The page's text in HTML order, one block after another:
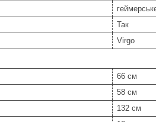
Так
Virgo
66 см
58 см
132 см